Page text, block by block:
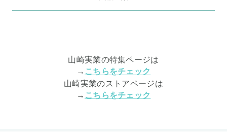
山崎実業の特集ページは
→ こちらをチェック
山崎実業のストアページは
→ こちらをチェック